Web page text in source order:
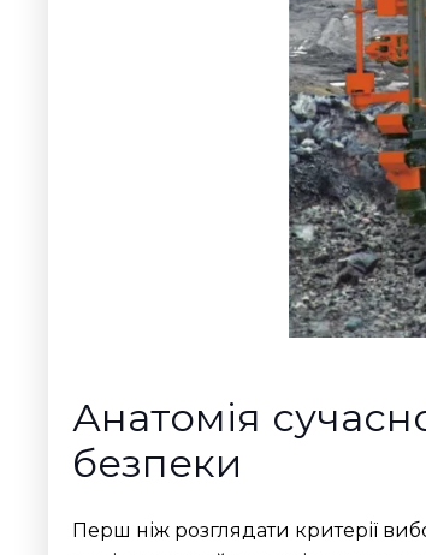
Анатомія
безпеки
Перш ніж розглядати критерії